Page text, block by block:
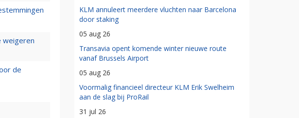
weigeren
de
KLM annuleert meerdere vluchten naar Barcelona
door staking
05 aug 26
Transavia opent komende winter nieuwe route
vanaf Brussels Airport
05 aug 26
Voormalig financieel directeur KLM Erik Swelheim
aan de slag bij ProRail
31 jul 26